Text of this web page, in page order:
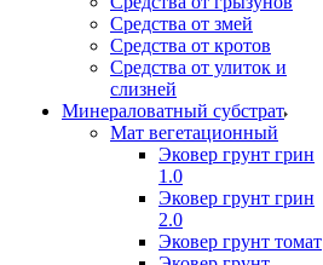
Средства от змей
Средства от кротов
Средства от улиток и
слизней
Минераловатный субстрат
Мат вегетационный
Эковер грунт грин
1.0
Эковер грунт грин
2.0
Эковер грунт томат